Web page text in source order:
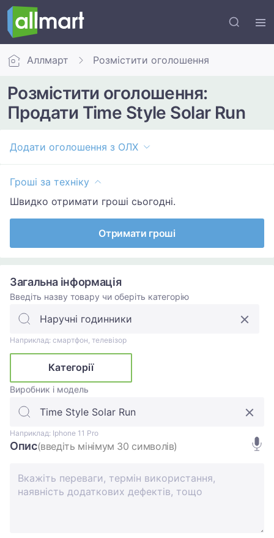
Аллмарт Розмістити оголошення
Розмістити оголошення:
Продати Time Style Solar Run
Додати оголошення з ОЛХ
Гроші за техніку
Швидко отримати гроші сьогодні.
Отримати гроші
Загальна інформація
Введіть назву товару чи оберіть категорію
Наприклад: смартфон, телевізор
Категорії
Виробник і модель
Наприклад: Iphone 11 Pro
Опис(введіть мінімум 30 символів)